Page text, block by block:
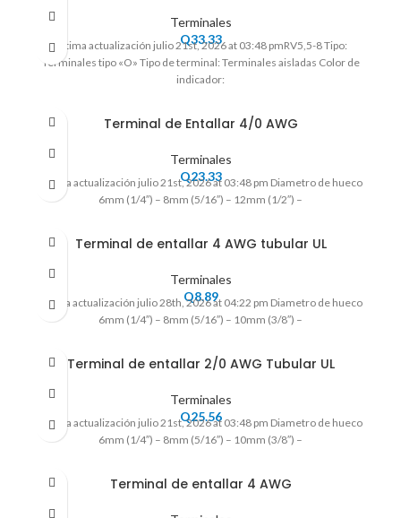
Terminales
Q33.33
Ultima actualización julio 21st, 2026 at 03:48 pmRV5,5-8 Tipo:
Terminales tipo «O» Tipo de terminal: Terminales aisladas Color de
indicador:
Terminal de Entallar 4/0 AWG
Terminales
Q23.33
Ultima actualización julio 21st, 2026 at 03:48 pm Diametro de hueco
6mm (1/4″) – 8mm (5/16″) – 12mm (1/2″) –
Terminal de entallar 4 AWG tubular UL
Terminales
Q8.89
Ultima actualización julio 28th, 2026 at 04:22 pm Diametro de hueco
6mm (1/4″) – 8mm (5/16″) – 10mm (3/8″) –
Terminal de entallar 2/0 AWG Tubular UL
Terminales
Q25.56
Ultima actualización julio 21st, 2026 at 03:48 pm Diametro de hueco
6mm (1/4″) – 8mm (5/16″) – 10mm (3/8″) –
Terminal de entallar 4 AWG